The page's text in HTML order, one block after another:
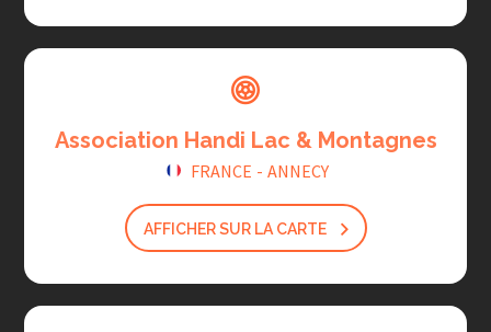
Association Handi Lac & Montagnes
FRANCE - ANNECY
AFFICHER SUR LA CARTE